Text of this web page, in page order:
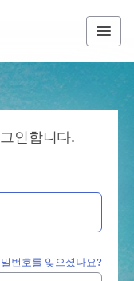
인합니다.
번호를 잊으셨나요?